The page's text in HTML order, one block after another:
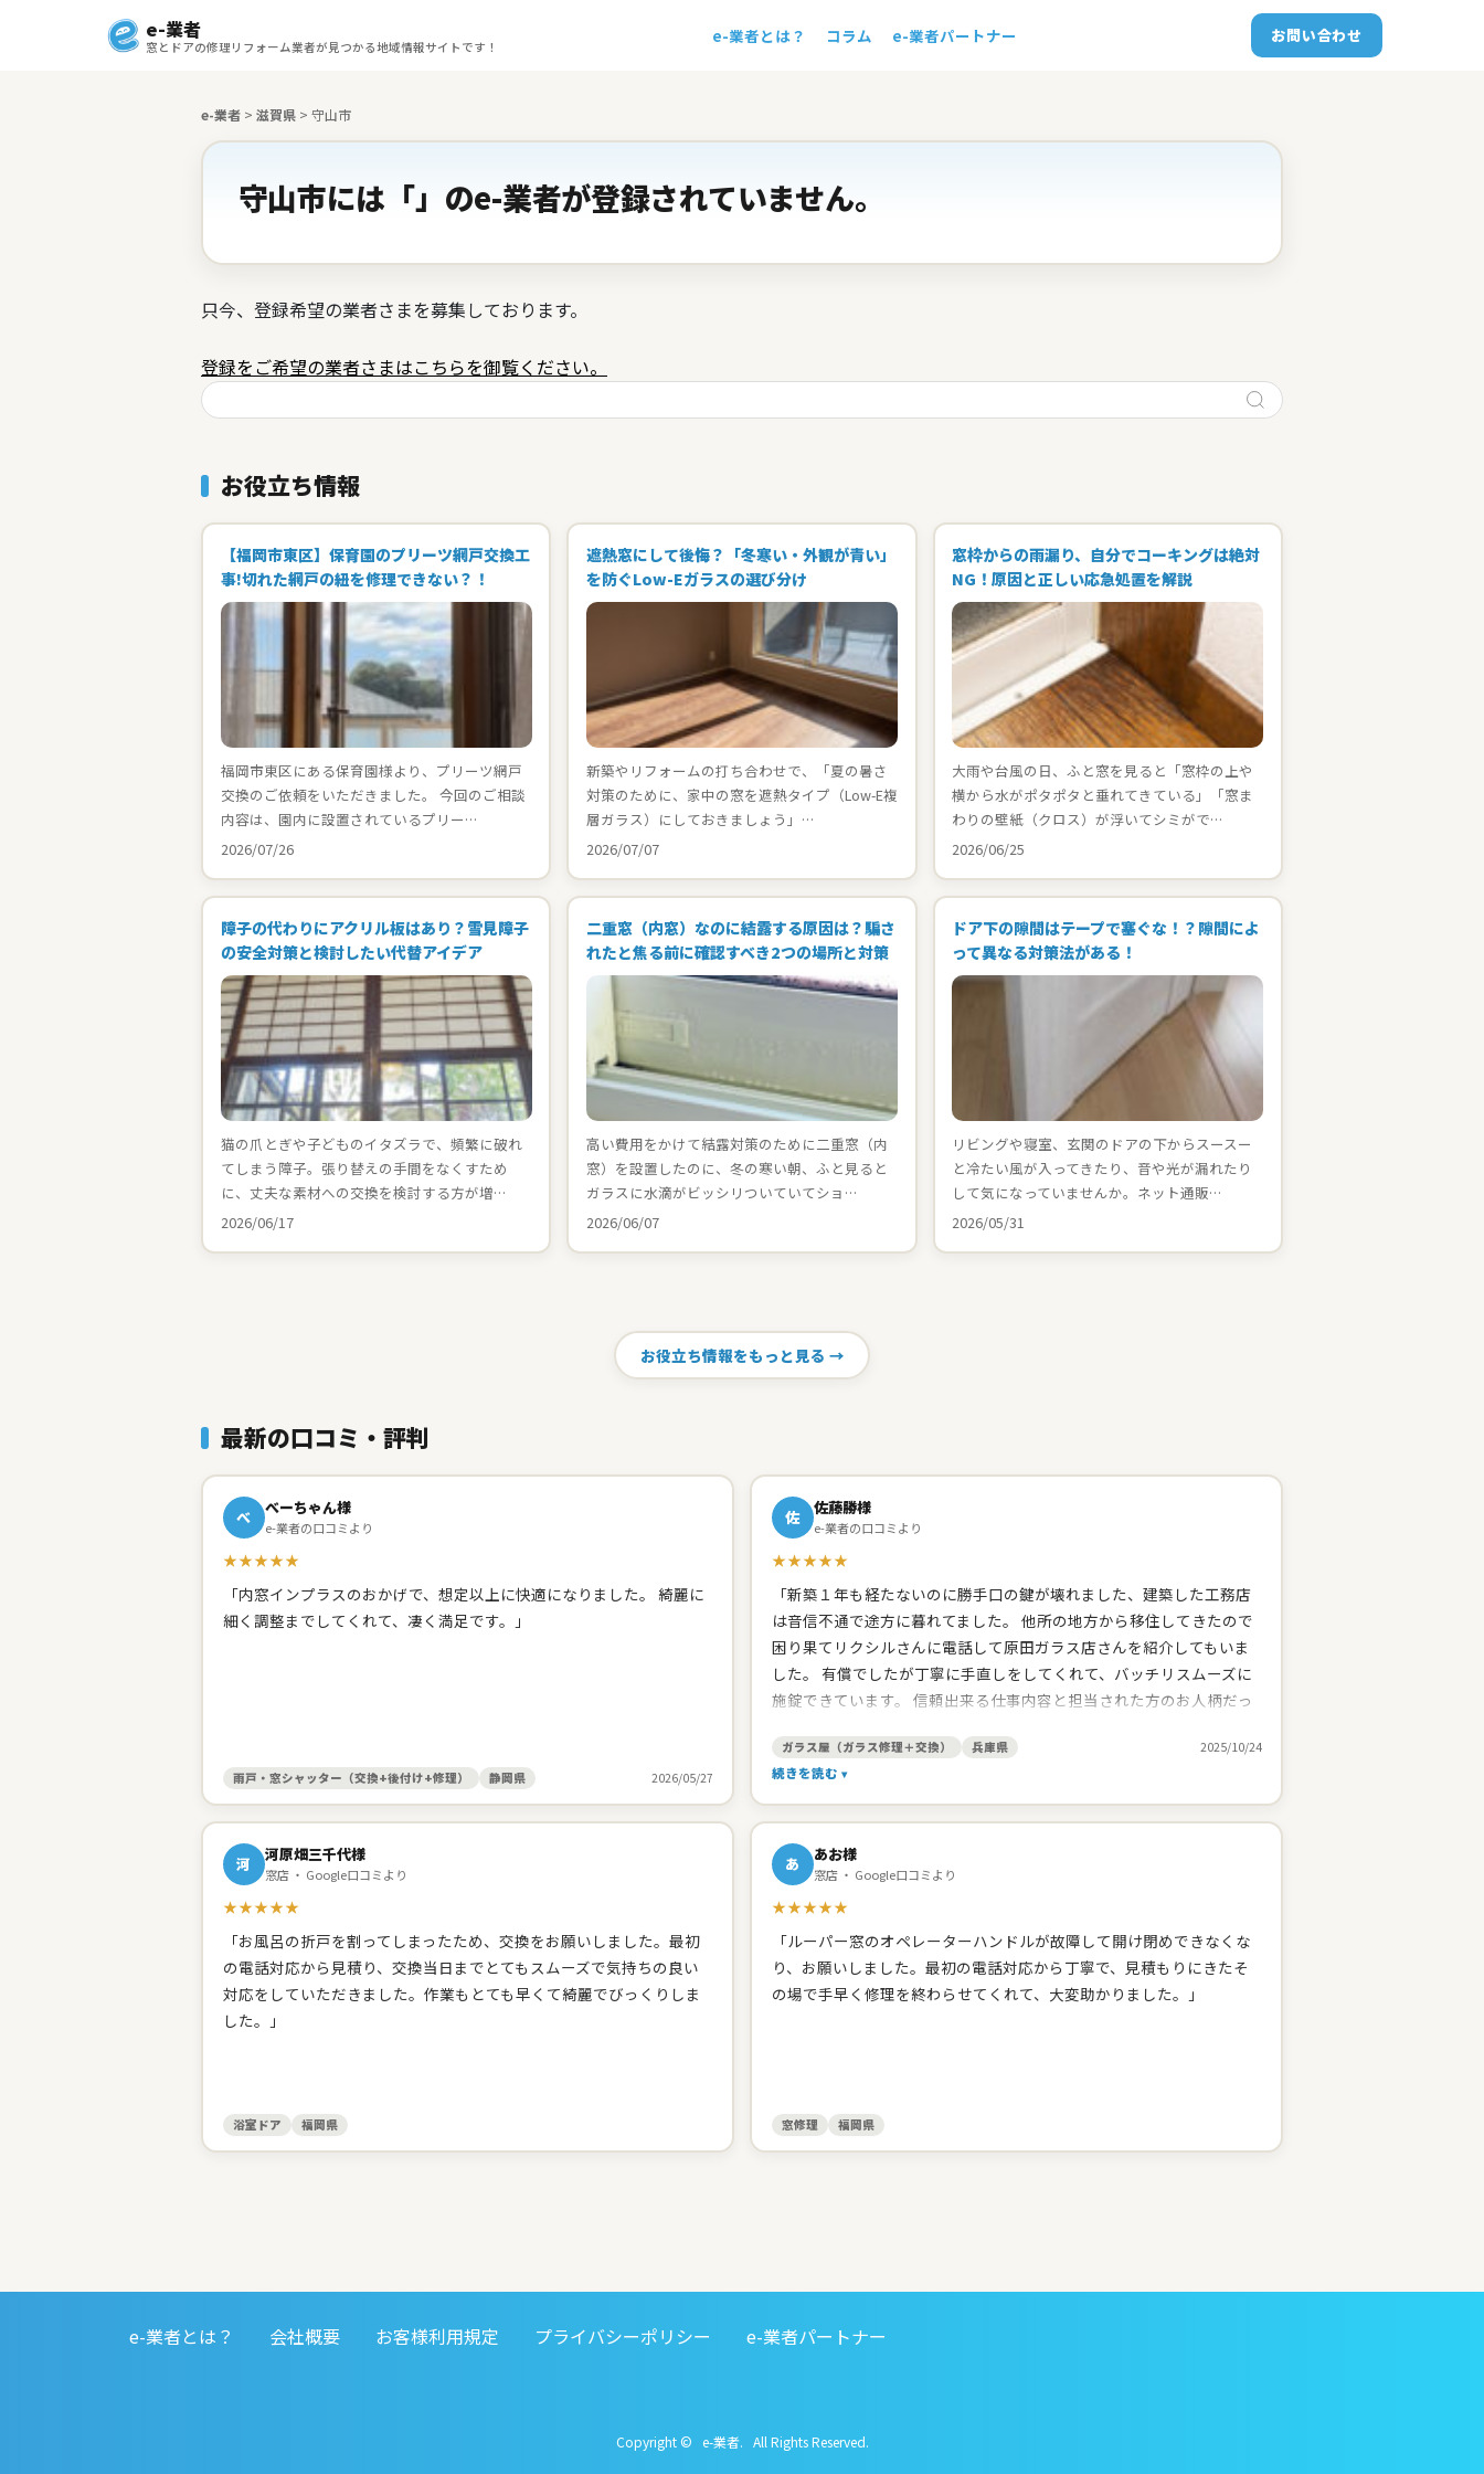
e-業者
窓とドアの修理リフォーム業者が見つかる地域情報サイトです！
e-業者とは？ コラム e-業者パートナー お問い合わせ
e-業者 > 滋賀県 > 守山市
守山市には「」のe-業者が登録されていません。
只今、登録希望の業者さまを募集しております。
登録をご希望の業者さまはこちらを御覧ください。
お役立ち情報
【福岡市東区】保育園のプリーツ網戸交換工
事!切れた網戸の紐を修理できない？！
福岡市東区にある保育園様より、プリーツ網戸
交換のご依頼をいただきました。 今回のご相談
内容は、園内に設置されているプリー…
2026/07/26
遮熱窓にして後悔？「冬寒い・外観が青い」
を防ぐLow-Eガラスの選び分け
新築やリフォームの打ち合わせで、「夏の暑さ
対策のために、家中の窓を遮熱タイプ（Low-E複
層ガラス）にしておきましょう」…
2026/07/07
窓枠からの雨漏り、自分でコーキングは絶対
NG！原因と正しい応急処置を解説
大雨や台風の日、ふと窓を見ると「窓枠の上や
横から水がポタポタと垂れてきている」「窓ま
わりの壁紙（クロス）が浮いてシミがで…
2026/06/25
障子の代わりにアクリル板はあり？雪見障子
の安全対策と検討したい代替アイデア
猫の爪とぎや子どものイタズラで、頻繁に破れ
てしまう障子。張り替えの手間をなくすため
に、丈夫な素材への交換を検討する方が増…
2026/06/17
二重窓（内窓）なのに結露する原因は？騙さ
れたと焦る前に確認すべき2つの場所と対策
高い費用をかけて結露対策のために二重窓（内
窓）を設置したのに、冬の寒い朝、ふと見ると
ガラスに水滴がビッシリついていてショ…
2026/06/07
ドア下の隙間はテープで塞ぐな！？隙間によ
って異なる対策法がある！
リビングや寝室、玄関のドアの下からスースー
と冷たい風が入ってきたり、音や光が漏れたり
して気になっていませんか。ネット通販…
2026/05/31
お役立ち情報をもっと見る →
最新の口コミ・評判
べ べーちゃん様
e-業者の口コミより
★★★★★
「内窓インプラスのおかげで、想定以上に快適になりました。 綺麗に
細く調整までしてくれて、凄く満足です。」
雨戸・窓シャッター（交換+後付け+修理） 静岡県 2026/05/27
佐 佐藤勝様
e-業者の口コミより
★★★★★
「新築１年も経たないのに勝手口の鍵が壊れました、建築した工務店
は音信不通で途方に暮れてました。 他所の地方から移住してきたので
困り果てリクシルさんに電話して原田ガラス店さんを紹介してもいま
した。 有償でしたが丁寧に手直しをしてくれて、バッチリスムーズに
施錠できています。 信頼出来る仕事内容と担当された方のお人柄だっ
頂きました。開け締めの調子の悪いとこも相談すると丁寧に見てくれ
ました。 建築した工務店みたいに手抜きはしない、しっかりと仕事を
してくれます。 台所シンクのことも対応してくれるし。心強いお店だ
ガラス屋（ガラス修理＋交換） 兵庫県 2025/10/24
続きを読む
河 河原畑三千代様
窓店 ・ Google口コミより
★★★★★
「お風呂の折戸を割ってしまったため、交換をお願いしました。最初
の電話対応から見積り、交換当日までとてもスムーズで気持ちの良い
対応をしていただきました。作業もとても早くて綺麗でびっくりしま
した。」
浴室ドア 福岡県
あ あお様
窓店 ・ Google口コミより
★★★★★
「ルーパー窓のオペレーターハンドルが故障して開け閉めできなくな
り、お願いしました。最初の電話対応から丁寧で、見積もりにきたそ
の場で手早く修理を終わらせてくれて、大変助かりました。」
窓修理 福岡県
e-業者とは？ 会社概要 お客様利用規定 プライバシーポリシー e-業者パートナー
Copyright © e-業者. All Rights Reserved.